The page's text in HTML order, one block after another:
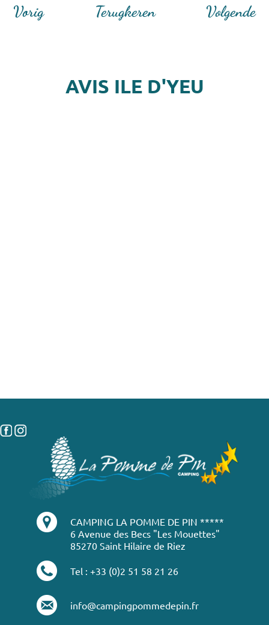
Volgende
Vorig Terugkeren
AVIS ILE D'YEU
CAMPING LA POMME DE PIN *****
6 Avenue des Becs "Les Mouettes"
85270 Saint Hilaire de Riez
Tel : +33 (0)2 51 58 21 26
info@campingpommedepin.fr